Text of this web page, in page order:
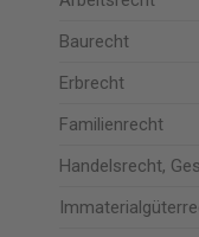
Baurecht
Erbrecht
Familienrecht
Handelsrecht,